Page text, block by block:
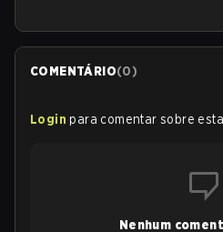
COMENTÁRIO(0)
Login para comentar sobre
Nenhum